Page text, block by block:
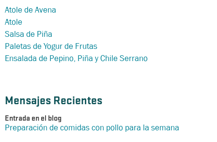
Atole de Avena
Atole
Salsa de Piña
Paletas de Yogur de Frutas
Ensalada de Pepino, Piña y Chile Serrano
Mensajes Recientes
Entrada en el blog
Preparación de comidas con pollo para la semana